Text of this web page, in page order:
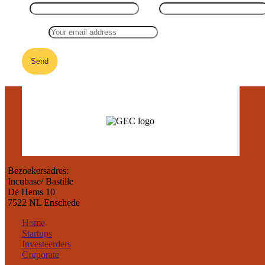
Bezoekersadres:
Incubase/ Bastille
De Hems 10
7522 NL Enschede
Home
Startups
Investeerders
Corporate